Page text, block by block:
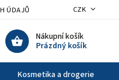
ÚDAJŮ VÝMĚNA A VRÁCENÍ
CZK
Nákupní košík
Prázdný košík
Kosmetika a drogerie